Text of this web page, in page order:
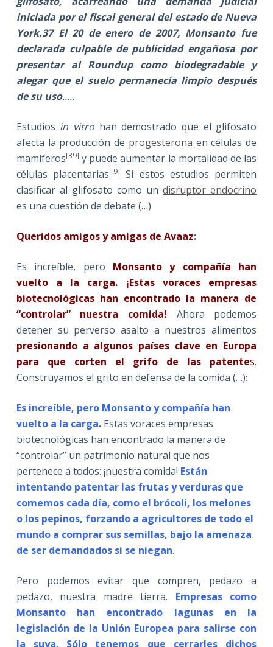
iniciada por el fiscal general del estado de Nueva
York.37 El 20 de enero de 2007, Monsanto fue
declarada culpable de publicidad engañosa por
presentar al Roundup como biodegradable y
alegar que el suelo permanecía limpio después
de su uso…..
Estudios in vitro han demostrado que el glifosato
afecta la producción de progesterona en células de
mamíferos[39] y puede aumentar la mortalidad de las
células placentarias.[9] Si estos estudios permiten
clasificar al glifosato como undisruptor endocrino
es una cuestión de debate (…)
Queridos amigos y amigas de Avaaz:
Es increíble, pero Monsanto y compañía han
vuelto a la carga. ¡Estas voraces empresas
biotecnológicas han encontrado la manera de
“controlar” nuestra comida! Ahora podemos
detener su perverso asalto a nuestros alimentos
presionando a algunos países clave en Europa
para que corten el grifo de las patentes.
Construyamos el grito en defensa de la comida (…):
Es increíble, pero Monsanto y compañía han
vuelto a la carga.Estas voraces empresas
biotecnológicas han encontrado la manera de
“controlar” un patrimonio natural que nos
pertenece a todos: ¡nuestra comida! Están
intentando patentar las frutas y verduras que
comemos cada día, como el brócoli, los melones
o los pepinos, forzando a agricultores de todo el
mundo a comprar sus semillas, bajo la amenaza
de ser demandados si se niegan.
Pero podemos evitar que compren, pedazo a
pedazo, nuestra madre tierra. Empresas como
Monsanto han encontrado lagunas en la
legislación de la Unión Europea para salirse con
la suya. Sólo tenemos que cerrarles dichos